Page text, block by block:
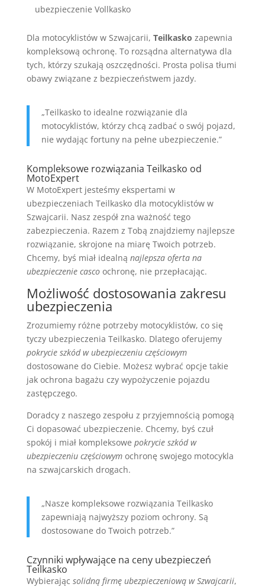
ubezpieczenie Vollkasko
Dla motocyklistów w Szwajcarii, Teilkasko zapewnia
kompleksową ochronę. To rozsądna alternatywa dla
tych, którzy szukają oszczędności. Prosta polisa tłumi
obawy związane z bezpieczeństwem jazdy.
„Teilkasko to idealne rozwiązanie dla
motocyklistów, którzy chcą zadbać o swój pojazd,
nie wydając fortuny na pełne ubezpieczenie.”
Kompleksowe rozwiązania Teilkasko od
MotoExpert
W MotoExpert jesteśmy ekspertami w
ubezpieczeniach Teilkasko dla motocyklistów w
Szwajcarii. Nasz zespół zna ważność tego
zabezpieczenia. Razem z Tobą znajdziemy najlepsze
rozwiązanie, skrojone na miarę Twoich potrzeb.
Chcemy, byś miał idealną najlepsza oferta na
ubezpieczenie cascoochronę, nie przepłacając.
Możliwość dostosowania zakresu
ubezpieczenia
Zrozumiemy różne potrzeby motocyklistów, co się
tyczy ubezpieczenia Teilkasko. Dlatego oferujemy
pokrycie szkód w ubezpieczeniu częściowym
dostosowane do Ciebie. Możesz wybrać opcje takie
jak ochrona bagażu czy wypożyczenie pojazdu
zastępczego.
Doradcy z naszego zespołu z przyjemnością pomogą
Ci dopasować ubezpieczenie. Chcemy, byś czuł
spokój i miał kompleksowe pokrycie szkód w
ubezpieczeniu częściowymochronę swojego motocykla
na szwajcarskich drogach.
„Nasze kompleksowe rozwiązania Teilkasko
zapewniają najwyższy poziom ochrony. Są
dostosowane do Twoich potrzeb.”
Czynniki wpływające na ceny ubezpieczeń
Teilkasko
Wybierając solidną firmę ubezpieczeniową w Szwajcarii,